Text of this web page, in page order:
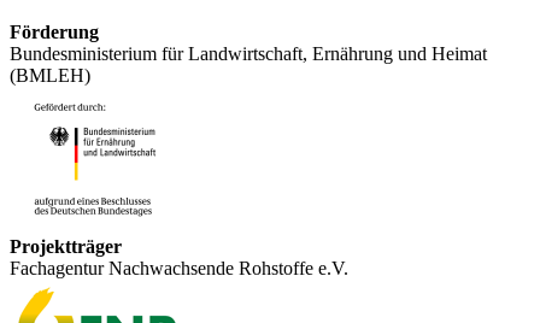
Förderung
Bundesministerium für Landwirtschaft, Ernährung und Heimat
(BMLEH)
Projektträger
Fachagentur Nachwachsende Rohstoffe e.V.